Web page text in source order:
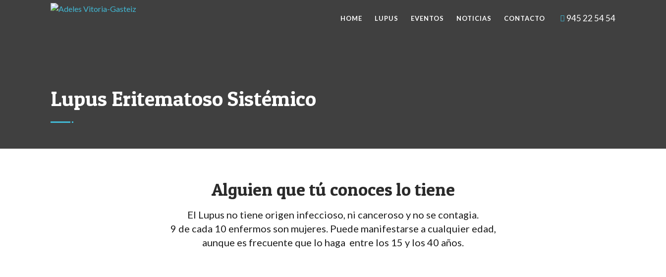
945 22 54 54
HOME LUPUS EVENTOS NOTICIAS CONTACTO
Lupus Eritematoso Sistémico
Alguien que tú conoces lo tiene
El Lupus no tiene origen infeccioso, ni canceroso y no se contagia.
9 de cada 10 enfermos son mujeres. Puede manifestarse a cualquier edad,
aunque es frecuente que lo haga entre los 15 y los 40 años.